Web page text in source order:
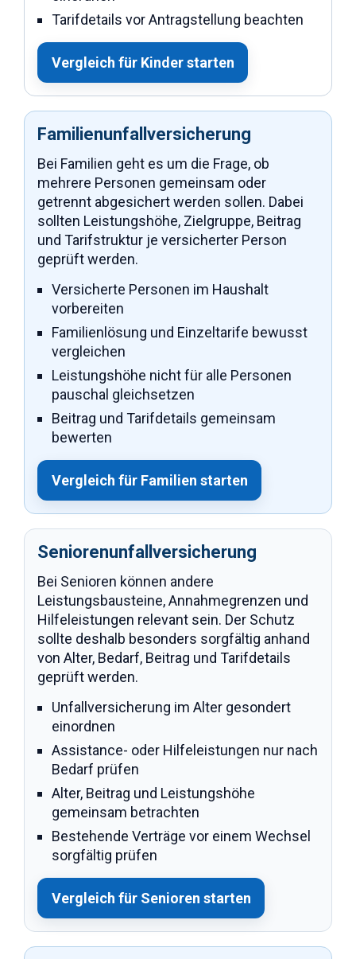
Tarifdetails vor Antragstellung beachten
Vergleich für Kinder starten
Familienunfallversicherung
Bei Familien geht es um die Frage, ob
mehrere Personen gemeinsam oder
getrennt abgesichert werden sollen. Dabei
sollten Leistungshöhe, Zielgruppe, Beitrag
und Tarifstruktur je versicherter Person
geprüft werden.
Versicherte Personen im Haushalt
vorbereiten
Familienlösung und Einzeltarife bewusst
vergleichen
Leistungshöhe nicht für alle Personen
pauschal gleichsetzen
Beitrag und Tarifdetails gemeinsam
bewerten
Vergleich für Familien starten
Seniorenunfallversicherung
Bei Senioren können andere
Leistungsbausteine, Annahmegrenzen und
Hilfeleistungen relevant sein. Der Schutz
sollte deshalb besonders sorgfältig anhand
von Alter, Bedarf, Beitrag und Tarifdetails
geprüft werden.
Unfallversicherung im Alter gesondert
einordnen
Assistance- oder Hilfeleistungen nur nach
Bedarf prüfen
Alter, Beitrag und Leistungshöhe
gemeinsam betrachten
Bestehende Verträge vor einem Wechsel
sorgfältig prüfen
Vergleich für Senioren starten